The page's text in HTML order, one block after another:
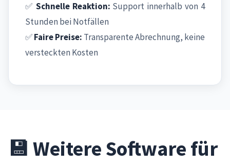
✅ Schnelle Reaktion: Support innerhalb von 4
Stunden bei Notfällen
✅Faire Preise: Transparente Abrechnung, keine
versteckten Kosten
💾 Weitere Software für